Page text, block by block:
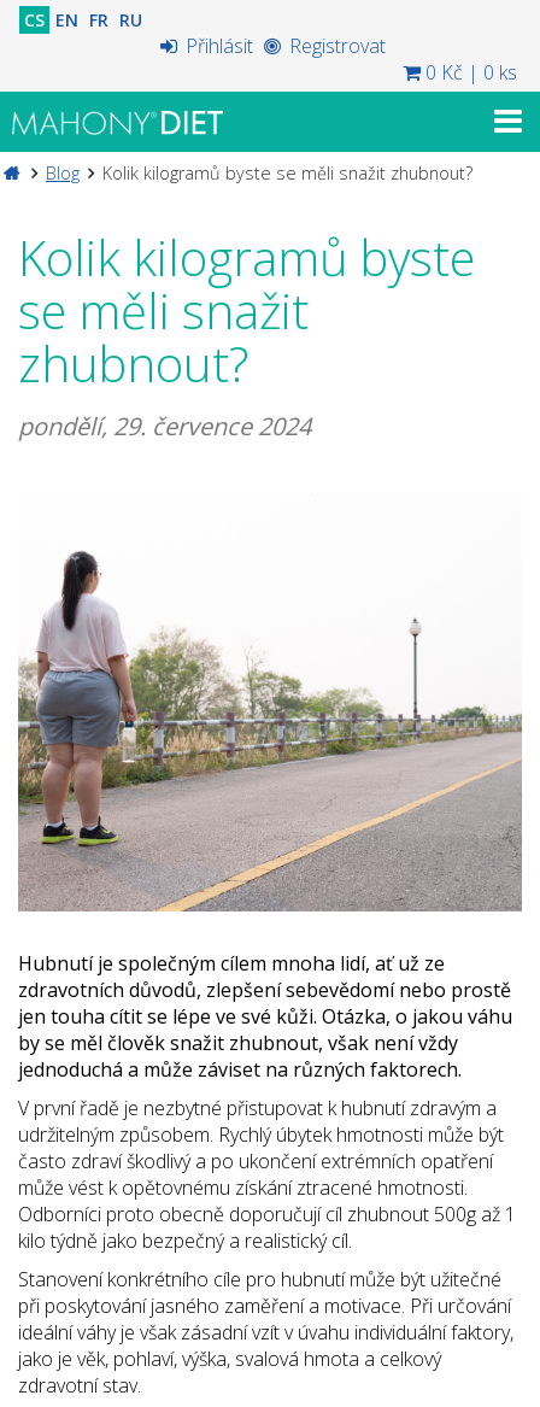
CS EN FR RU
Přihlásit
Registrovat
0 Kč | 0 ks
Blog Kolik kilogramů byste se měli snažit zhubnout?
Kolik kilogramů byste
se měli snažit
zhubnout?
pondělí, 29. července 2024
Hubnutí je společným cílem mnoha lidí, ať už ze
zdravotních důvodů, zlepšení sebevědomí nebo prostě
jen touha cítit se lépe ve své kůži. Otázka, o jakou váhu
by se měl člověk snažit zhubnout, však není vždy
jednoduchá a může záviset na různých faktorech.
V první řadě je nezbytné přistupovat k hubnutí zdravým a
udržitelným způsobem. Rychlý úbytek hmotnosti může být
často zdraví škodlivý a po ukončení extrémních opatření
může vést k opětovnému získání ztracené hmotnosti.
Odborníci proto obecně doporučují cíl zhubnout 500g až 1
kilo týdně jako bezpečný a realistický cíl.
Stanovení konkrétního cíle pro hubnutí může být užitečné
při poskytování jasného zaměření a motivace. Při určování
ideální váhy je však zásadní vzít v úvahu individuální faktory,
jako je věk, pohlaví, výška, svalová hmota a celkový
zdravotní stav.